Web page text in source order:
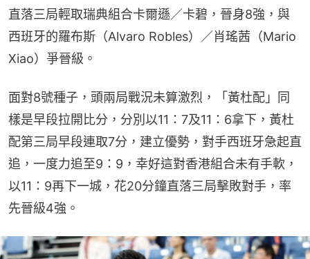
直落三局輕取瑞典組合卡爾遜／卡碧，晉身8強，與
西班牙的羅布斯（Alvaro Robles）／肖瑤茜（Mario
Xiao）爭晉級。
面對8號種子，頭兩局戰況未算激烈，「黃杜配」同
樣是早段拉開比分，分別以11：7及11：6拿下，黃杜
配第三局早段連取7分，建立優勢，對手西班牙急起直
追，一度力追至9：9，幸好這對香港組合未有手軟，
以11：9再下一城，花20分鐘直落三局擊敗對手，率
先晉級4強。